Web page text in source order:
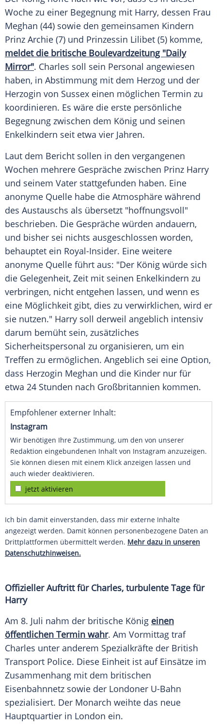
Woche zu einer Begegnung mit Harry, dessen Frau
Meghan (44) sowie den gemeinsamen Kindern
Prinz Archie (7) und Prinzessin Lilibet (5) komme,
meldet die britische Boulevardzeitung "Daily
Mirror". Charles soll sein Personal angewiesen
haben, in Abstimmung mit dem Herzog und der
Herzogin von Sussex einen möglichen Termin zu
koordinieren. Es wäre die erste persönliche
Begegnung zwischen dem König und seinen
Enkelkindern seit etwa vier Jahren.
Laut dem Bericht sollen in den vergangenen
Wochen mehrere Gespräche zwischen Prinz Harry
und seinem Vater stattgefunden haben. Eine
anonyme Quelle habe die Atmosphäre während
des Austauschs als übersetzt "hoffnungsvoll"
beschrieben. Die Gespräche würden andauern,
und bisher sei nichts ausgeschlossen worden,
behauptet ein Royal-Insider. Eine weitere
anonyme Quelle führt aus: "Der König würde sich
die Gelegenheit, Zeit mit seinen Enkelkindern zu
verbringen, nicht entgehen lassen, und wenn es
eine Möglichkeit gibt, dies zu verwirklichen, wird er
sie nutzen." Harry soll derweil angeblich intensiv
darum bemüht sein, zusätzliches
Sicherheitspersonal zu organisieren, um ein
Treffen zu ermöglichen. Angeblich sei eine Option,
dass Herzogin Meghan und die Kinder nur für
etwa 24 Stunden nach Großbritannien kommen.
Empfohlener externer Inhalt:
Instagram
Wir benötigen Ihre Zustimmung, um den von unserer
Redaktion eingebundenen Inhalt von Instagram anzuzeigen.
Sie können diesen mit einem Klick anzeigen lassen und
auch wieder deaktivieren.
jetzt aktivieren
Ich bin damit einverstanden, dass mir externe Inhalte
angezeigt werden. Damit können personenbezogene Daten an
Drittplattformen übermittelt werden. Mehr dazu in unseren
Datenschutzhinweisen.
Offizieller Auftritt für Charles, turbulente Tage für
Harry
Am 8. Juli nahm der britische König einen
öffentlichen Termin wahr. Am Vormittag traf
Charles unter anderem Spezialkräfte der British
Transport Police. Diese Einheit ist auf Einsätze im
Zusammenhang mit dem britischen
Eisenbahnnetz sowie der Londoner U-Bahn
spezialisiert. Der Monarch weihte das neue
Hauptquartier in London ein.